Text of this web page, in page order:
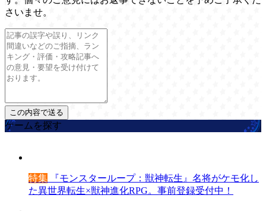
さいませ。
ゲームを探す
特集 『モンスターループ：獣神転生』名将がケモ化し
た異世界転生×獣神進化RPG。事前登録受付中！